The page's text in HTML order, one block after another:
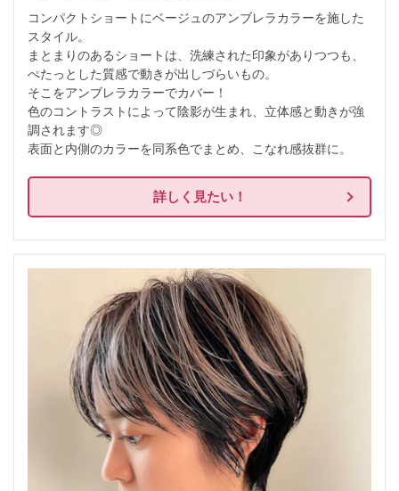
コンパクトショートにベージュのアンブレラカラーを施した
スタイル。
まとまりのあるショートは、洗練された印象がありつつも、
ぺたっとした質感で動きが出しづらいもの。
そこをアンブレラカラーでカバー！
色のコントラストによって陰影が生まれ、立体感と動きが強
調されます◎
表面と内側のカラーを同系色でまとめ、こなれ感抜群に。
詳しく見たい！